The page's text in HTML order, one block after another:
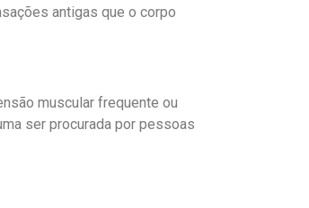
antigas que o corpo
muscular frequente ou
ser procurada por pessoas